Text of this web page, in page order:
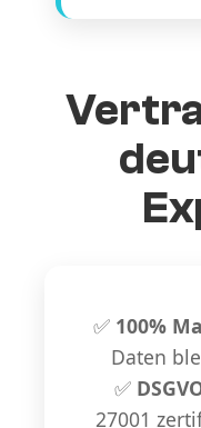
✅ 100%
Daten
✅
27001